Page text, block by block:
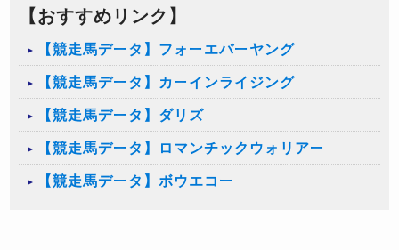
【おすすめリンク】
【競走馬データ】フォーエバーヤング
【競走馬データ】カーインライジング
【競走馬データ】ダリズ
【競走馬データ】ロマンチックウォリアー
【競走馬データ】ボウエコー